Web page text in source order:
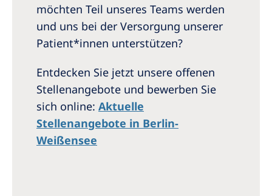
möchten Teil unseres Teams werden
und uns bei der Versorgung unserer
Patient*innen unterstützen?
Entdecken Sie jetzt unsere offenen
Stellenangebote und bewerben Sie
sich online: Aktuelle
Stellenangebote in Berlin-
Weißensee